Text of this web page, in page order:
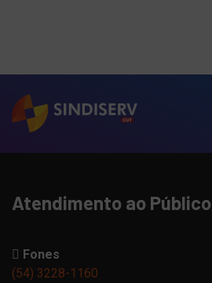
Atendimento ao Público
Fones
(54) 3228-1160